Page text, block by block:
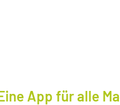
App für alle